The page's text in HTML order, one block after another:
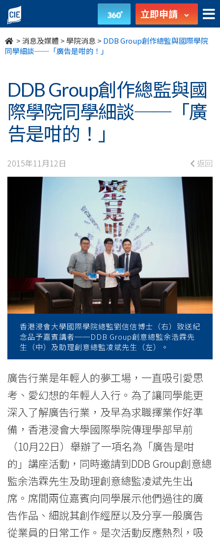
DDB
Group
創
總
監
與
國
際
細
談
──「廣
是
咁
的！」
學
院
消
息
立即申請
>消息及媒體 >學院消息 > DDB Group創作總監與國際學院
同學細談──「廣告是咁的！」
DDB Group創作總監與國
際學院同學細談──「廣
告是咁的！」
2015年11月12日 返回
香港浸會大學國際學院總監劉信信博士（右）致送紀
念品予嘉賓講者──DDB Group創意總監余浩霖先
生（中）及助理創意總監凌斌先生（左）。
廣告行業是年輕人的夢工場，一直吸引愛思
考、愛幻想的年輕人入行。為了讓同學能更
深入了解廣告行業，及早為求職擇業作好準
備，香港浸會大學國際學院傳理學部早前
（10月22日）舉辦了一項名為「廣告是咁
的」講座活動，同時邀請到DDB Group創意總
監余浩霖先生及助理創意總監凌斌先生出
席。席間兩位嘉賓向同學展示他們過往的廣
告作品、細說其創作經歷以及分享一般廣告
從業員的日常工作。是次活動反應熱烈，吸